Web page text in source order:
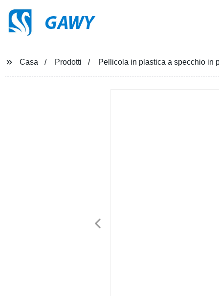
GAWY
Casa Prodotti Pellicola in plastica a specchio in